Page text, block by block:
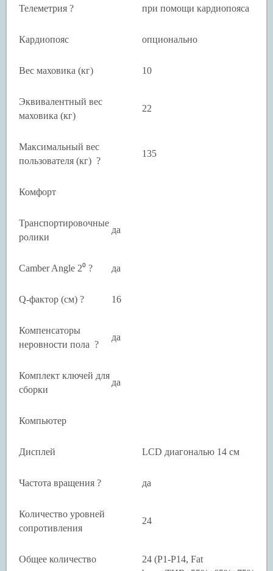
Телеметрия ? при помощи кардиопояса
Кардиопояс опционально
Вес маховика (кг) 10
Эквивалентный вес
маховика (кг)
22
Максимальный вес
пользователя (кг) ?
135
Комфорт
Транспортировочные
ролики
да
Camber Angle 2⁰ ? да
Q-фактор (см) ? 16
Компенсаторы
неровности пола ?
да
Комплект ключей для
сборки
да
Компьютер
Дисплей LCD диагональю 14 см
Частота вращения ? да
Количество уровней
сопротивления
24
Общее количество
24 (P1-P14, Fat